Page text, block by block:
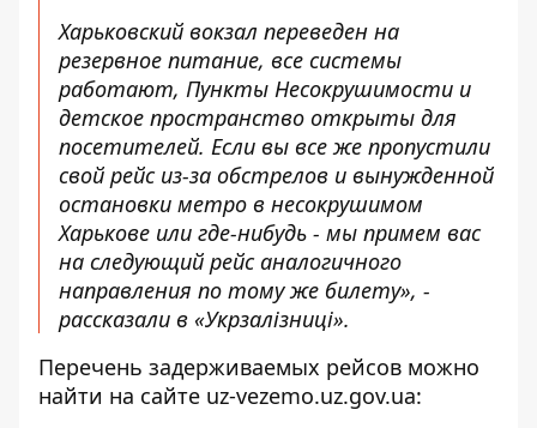
Харьковский вокзал переведен на
резервное питание, все системы
работают, Пункты Несокрушимости и
детское пространство открыты для
посетителей. Если вы все же пропустили
свой рейс из-за обстрелов и вынужденной
остановки метро в несокрушимом
Харькове или где-нибудь - мы примем вас
на следующий рейс аналогичного
направления по тому же билету», -
рассказали в «Укрзалізниці».
Перечень задерживаемых рейсов можно
найти на сайте uz-vezemo.uz.gov.ua: